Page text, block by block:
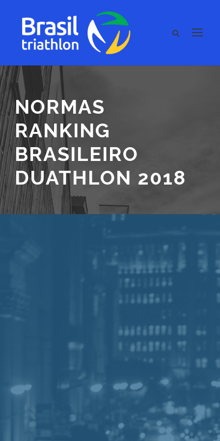
NORMAS
RANKING
BRASILEIRO
DUATHLON 2018